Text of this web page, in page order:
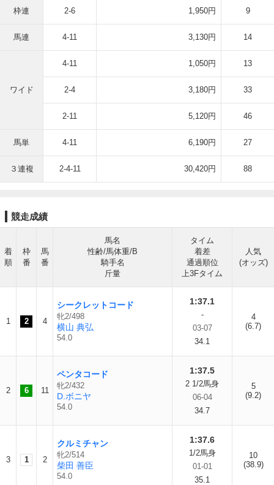
枠連 2-6 1,950円 9
馬連 4-11 3,130円 14
ワイド
4-11 1,050円 13
2-4 3,180円 33
2-11 5,120円 46
馬単 4-11 6,190円 27
３連複 2-4-11 30,420円 88
競走成績
着
順
枠
番
馬
番
馬名
性齢/馬体重/B
騎手名
斤量
タイム
着差
通過順位
上3Fタイム
人気
(オッズ)
1 2 4
シークレットコード
牝2/498
横山 典弘
54.0
1:37.1
-
03-07
34.1
4
(6.7)
2 6 11
ペンタコード
牝2/432
D.ボニヤ
54.0
1:37.5
2 1/2馬身
06-04
34.7
5
(9.2)
3 1 2
クルミチャン
牝2/514
柴田 善臣
54.0
1:37.6
1/2馬身
01-01
35.1
10
(38.9)